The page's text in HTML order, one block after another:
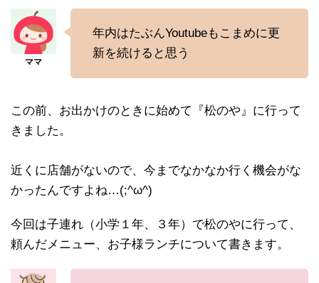
年内はたぶんYoutubeもこまめに更
新を続けると思う
この前、お出かけのときに始めて『松のや』に行って
きました。
近くに店舗がないので、今までなかなか行く機会がな
かったんですよね…(;^ω^)
今回は子連れ（小学１年、３年）で松のやに行って、
頼んだメニュー、お子様ランチについて書きます。